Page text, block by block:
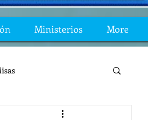
Ministerios More